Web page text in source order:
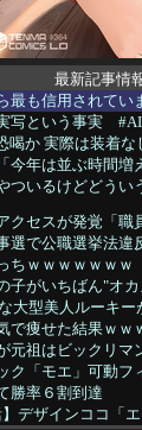
最新記事情
も信用されてい
写という事実
喝か 実際は装着
今年は並ぶ時間増
ついるけどどうい
クセスが発覚「
選で公職選挙法
ちｗｗｗｗｗｗｗ
子がいちばん"オ
大型美人ルーキ
で痩せた結果ｗｗ
元祖はビックリマ
ク「モエ」可動フ
勝率６割到達
デザインココ「